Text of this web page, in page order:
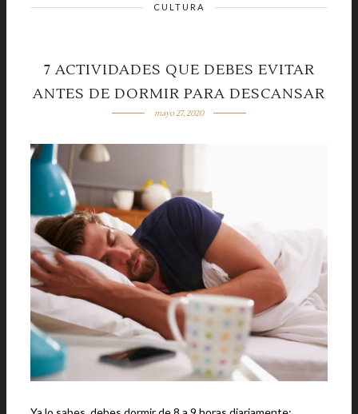
CULTURA
7 ACTIVIDADES QUE DEBES EVITAR
ANTES DE DORMIR PARA DESCANSAR
mayo 27, 2020